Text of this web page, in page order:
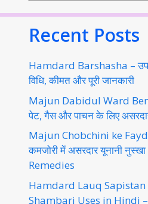
Recent Posts
Hamdard Barshasha –
विधि, कीमत और पूरी जानकारी
Majun Dabidul Ward
पेट, गैस और पाचन के लिए
Majun Chobchini ke
कमजोरी में असरदार यूनानी
Remedies
Hamdard Lauq Sapistan
Shambari Uses in Hindi –